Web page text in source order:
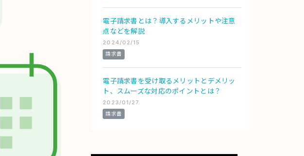
電子請求書とは？導入するメリットや注意
点などを解説
2024/02/15
請求書
電子請求書を受け取るメリットとデメリッ
ト、スムーズな対応のポイントとは？
2023/01/27
請求書